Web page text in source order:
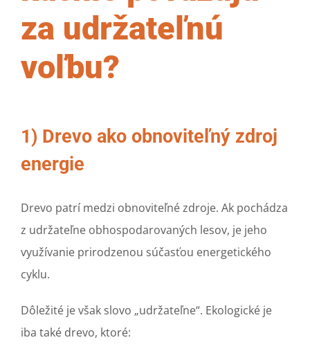
za udržateľnú
voľbu?
1) Drevo ako obnoviteľný zdroj
energie
Drevo patrí medzi obnoviteľné zdroje. Ak pochádza
z udržateľne obhospodarovaných lesov, je jeho
využívanie prirodzenou súčasťou energetického
cyklu.
Dôležité je však slovo „udržateľne“. Ekologické je
iba také drevo, ktoré: